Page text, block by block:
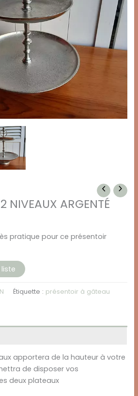
NIVEAUX ARGENTÉ
pratique pour ce présentoir
Étiquette : présentoir à gâteau
apportera de la hauteur à votre
de disposer vos
deux plateaux